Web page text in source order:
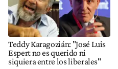
Teddy Karagozián: "José Luis
Espert no es querido ni
siquiera entre los liberales"